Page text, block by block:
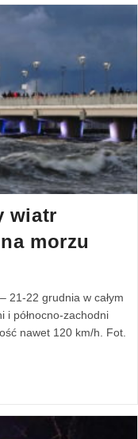
wiatr
morzu
21-22 grudnia w całym
i północno-zachodni
nawet 120 km/h. Fot.